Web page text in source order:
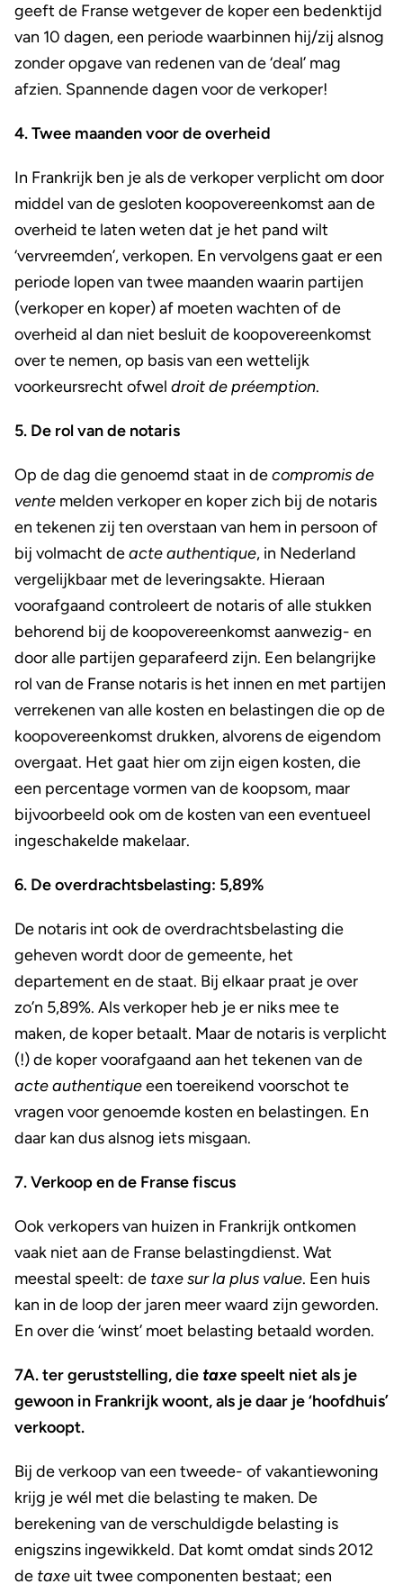
geeft de Franse wetgever de koper een bedenktijd
van 10 dagen, een periode waarbinnen hij/zij alsnog
zonder opgave van redenen van de ‘deal’ mag
afzien. Spannende dagen voor de verkoper!
4. Twee maanden voor de overheid
In Frankrijk ben je als de verkoper verplicht om door
middel van de gesloten koopovereenkomst aan de
overheid te laten weten dat je het pand wilt
‘vervreemden’, verkopen. En vervolgens gaat er een
periode lopen van twee maanden waarin partijen
(verkoper en koper) af moeten wachten of de
overheid al dan niet besluit de koopovereenkomst
over te nemen, op basis van een wettelijk
voorkeursrecht ofwel droit de préemption.
5. De rol van de notaris
Op de dag die genoemd staat in decompromis de
vente melden verkoper en koper zich bij de notaris
en tekenen zij ten overstaan van hem in persoon of
bij volmacht deacte authentique, in Nederland
vergelijkbaar met de leveringsakte. Hieraan
voorafgaand controleert de notaris of alle stukken
behorend bij de koopovereenkomst aanwezig- en
door alle partijen geparafeerd zijn. Een belangrijke
rol van de Franse notaris is het innen en met partijen
verrekenen van alle kosten en belastingen die op de
koopovereenkomst drukken, alvorens de eigendom
overgaat. Het gaat hier om zijn eigen kosten, die
een percentage vormen van de koopsom, maar
bijvoorbeeld ook om de kosten van een eventueel
ingeschakelde makelaar.
6. De overdrachtsbelasting: 5,89%
De notaris int ook de overdrachtsbelasting die
geheven wordt door de gemeente, het
departement en de staat. Bij elkaar praat je over
zo’n 5,89%. Als verkoper heb je er niks mee te
maken, de koper betaalt. Maar de notaris is verplicht
(!) de koper voorafgaand aan het tekenen van de
acte authentiqueeen toereikend voorschot te
vragen voor genoemde kosten en belastingen. En
daar kan dus alsnog iets misgaan.
7. Verkoop en de Franse fiscus
Ook verkopers van huizen in Frankrijk ontkomen
vaak niet aan de Franse belastingdienst. Wat
meestal speelt: de taxe sur la plus value. Een huis
kan in de loop der jaren meer waard zijn geworden.
En over die ‘winst’ moet belasting betaald worden.
7A. ter geruststelling, die taxespeelt niet als je
gewoon in Frankrijk woont, als je daar je ‘hoofdhuis’
verkoopt.
Bij de verkoop van een tweede- of vakantiewoning
krijg je wél met die belasting te maken. De
berekening van de verschuldigde belasting is
enigszins ingewikkeld. Dat komt omdat sinds 2012
de taxe uit twee componenten bestaat; een